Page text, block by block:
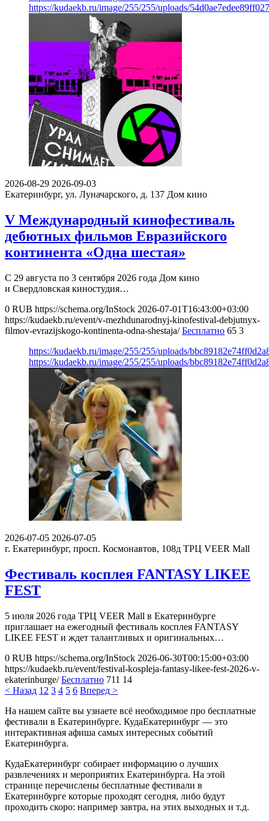
https://kudaekb.ru/image/255/255/uploads/
2026-08-29 2026-09-03
Екатеринбург, ул. Луначарского, д. 137 Дом кино
V Международный кинофестиваль
дебютных фильмов Евразийского
континента «Одна шестая»
С 29 августа по 3 сентября 2026 года Дом кино
и Свердловская киностудия…
0 RUB https://schema.org/InStock 2026-07-01T16:43:00+03:00
https://kudaekb.ru/event/v-mezhdunarodnyj-kinofestival-debjutnyx-
filmov-evrazijskogo-kontinenta-odna-shestaja/ Бесплатно 65 3
https://kudaekb.ru/image/255/255/uploads/
https://kudaekb.ru/image/255/255/uploads/
2026-07-05 2026-07-05
г. Екатеринбург, просп. Космонавтов, 108д ТРЦ VEER Mall
Фестиваль косплея FANTASY LIKEE
FEST
5 июля 2026 года ТРЦ VEER Mall в Екатеринбурге
приглашает на ежегодный фестиваль косплея FANTASY
LIKEE FEST и ждет талантливых и оригинальных…
0 RUB https://schema.org/InStock 2026-06-30T00:15:00+03:00
https://kudaekb.ru/event/festival-kospleja-fantasy-likee-fest-2026-v-
ekaterinburge/ Бесплатно 711 14
< Назад 1 2 3 4 5 6 Вперед >
На нашем сайте вы узнаете всё необходимое про бесплатные
фестивали в Екатеринбурге. КудаЕкатеринбург — это
интерактивная афиша самых интересных событий
Екатеринбурга.
КудаЕкатеринбург собирает информацию о лучших
развлечениях и мероприятих Екатеринбурга. На этой
странице перечислены бесплатные фестивали в
Екатеринбурге которые проходят сегодня, либо будут
проходить скоро: например завтра, на этих выходных и т.д.